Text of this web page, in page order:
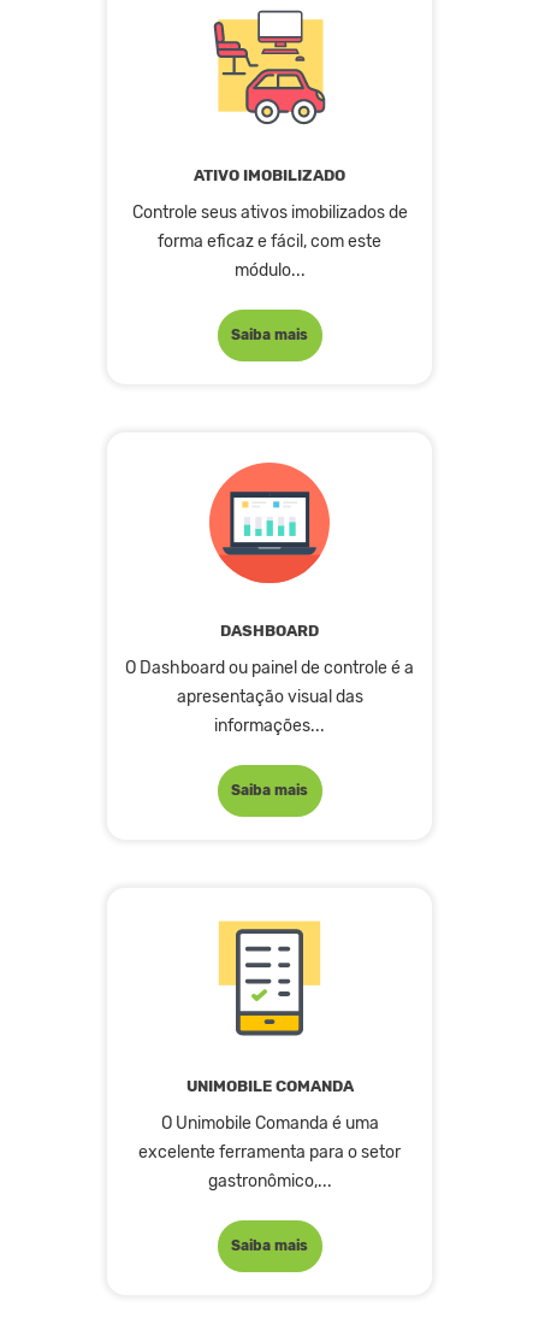
ATIVO IMOBILIZADO
Controle seus ativos imobilizados de
forma eficaz e fácil, com este
módulo...
Saiba mais
DASHBOARD
O Dashboard ou painel de controle é a
apresentação visual das
informações...
Saiba mais
UNIMOBILE COMANDA
O Unimobile Comanda é uma
excelente ferramenta para o setor
gastronômico,...
Saiba mais